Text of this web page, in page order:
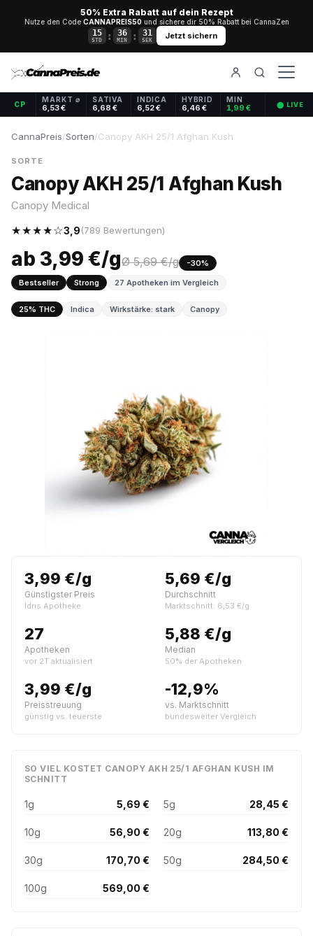
50% Extra Rabatt auf dein Rezept
Nutze den Code CANNAPREIS50und sichere dir 50% Rabatt bei CannaZen
15
STD : 36
MIN : 31
SEK Jetzt sichern
CP
MARKT ⌀
6,53 €
SATIVA
6,68 €
INDICA
6,52 €
HYBRID
6,46 €
MIN
1,99 € ⬤ LIVE
CannaPreis/Sorten/Canopy AKH 25/1 Afghan Kush
SORTE
Canopy AKH 25/1 Afghan Kush
Canopy Medical
★★★★☆3,9(789 Bewertungen)
ab 3,99 €/gØ 5,69 €/g
-30%
Bestseller
Strong 27 Apotheken im Vergleich
25% THC Indica Wirkstärke: stark Canopy
3,99 €/g
Günstigster Preis
Idris Apotheke
5,69 €/g
Durchschnitt
Marktschnitt: 6,53 €/g
27
Apotheken
vor 2T aktualisiert
5,88 €/g
Median
50% der Apotheken
3,99 €/g
Preisstreuung
günstig vs. teuerste
-12,9%
vs. Marktschnitt
bundesweiter Vergleich
SO VIEL KOSTET CANOPY AKH 25/1 AFGHAN KUSH IM
SCHNITT
1g 5,69 € 5g 28,45 €
10g 56,90 € 20g 113,80 €
30g 170,70 € 50g 284,50 €
100g 569,00 €